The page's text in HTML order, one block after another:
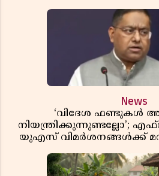
News
‘വിദേശ ഫണ്ടുകൾ
നിയന്ത്രിക്കുന്നുണ്ടല്ലോ’;
യുഎസ് വിമർശനങ്ങൾക്ക്